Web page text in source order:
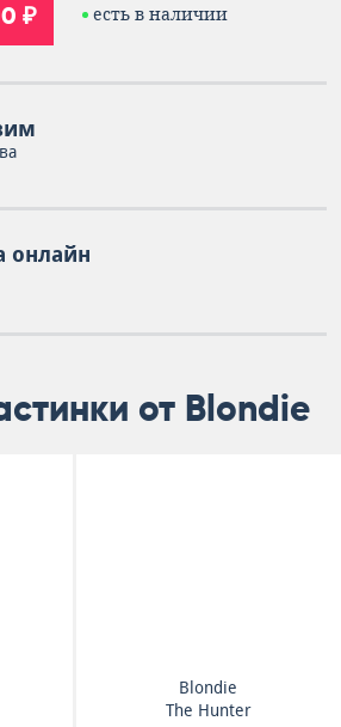
₽ есть в наличии
онлайн
от Blondie
Blondie
The Hunter